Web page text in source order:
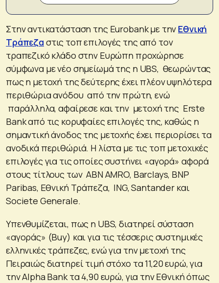
Στην αντικατάσταση της Eurobank με την Εθνική
Τράπεζα στις τοπ επιλογές της από τον
τραπεζικό κλάδο στην Ευρώπη προχώρησε
σύμφωνα με νέο σημείωμά της η UBS, θεωρώντας
πως η μετοχή της δεύτερης έχει πλέον υψηλότερα
περιθώρια ανόδου από την πρώτη, ενώ
παράλληλα, αφαίρεσε και την μετοχή της Erste
Bank από τις κορυφαίες επιλογές της, καθώς η
σημαντική άνοδος της μετοχής έχει περιορίσει τα
ανοδικά περιθώριά. Η λίστα με τις τοπ μετοχικές
επιλογές για τις οποίες συστήνει «αγορά» αφορά
στους τίτλους των ABN AMRO, Barclays, BNP
Paribas, Εθνική Τράπεζα, ING, Santander και
Societe Generale.
Υπενθυμίζεται, πως η UBS, διατηρεί σύσταση
«αγοράς» (Buy) και για τις τέσσερις συστημικές
ελληνικές τράπεζες, ενώ για την μετοχή της
Πειραιώς διατηρεί τιμή στόχο τα 11,20 ευρώ, για
την Alpha Bank τα 4,90 ευρώ, για την Εθνική όπως